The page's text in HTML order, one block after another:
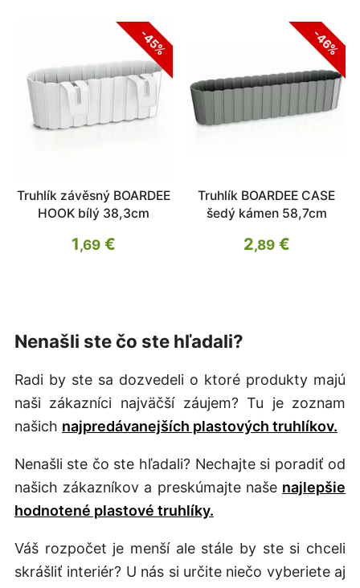
-45%
Truhlík závěsný BOARDEE
HOOK bílý 38,3cm
1,69€
-46%
Truhlík BOARDEE CASE
šedý kámen 58,7cm
2,89€
Nenašli ste čo ste hľadali?
Radi by ste sa dozvedeli o ktoré produkty majú
naši zákazníci najväčší záujem? Tu je zoznam
našich najpredávanejších plastových truhlíkov.
Nenašli ste čo ste hľadali? Nechajte si poradiť od
našich zákazníkov a preskúmajte naše najlepšie
hodnotené plastové truhlíky.
Váš rozpočet je menší ale stále by ste si chceli
skrášliť interiér? U nás si určite niečo vyberiete aj